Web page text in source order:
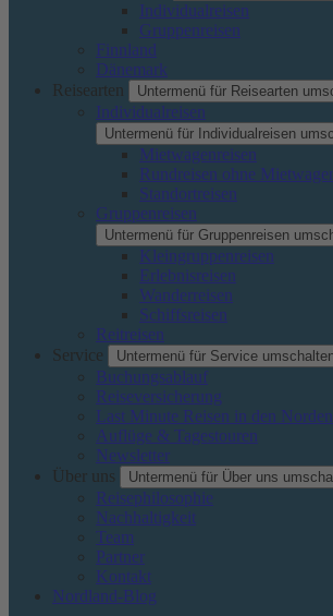
Individualreisen
Gruppenreisen
Finnland
Dänemark
Reisearten
Untermenü für Reisearten
Individualreisen
Untermenü für Individualreisen
Mietwagenreisen
Rundreisen ohne
Standortreisen
Gruppenreisen
Untermenü für Gruppenreisen
Kleingruppenreisen
Erlebnisreisen
Wanderreisen
Schiffsreisen
Reitreisen
Service
Untermenü für Service
Buchungsablauf
Reiseversicherung
Last Minute Reisen in den Norden
Auflüge & Tagestouren
Newsletter
Über uns
Untermenü für Über uns
Reisephilosophie
Nachhaltigkeit
Team
Partner
Kontakt
Nordland-Blog